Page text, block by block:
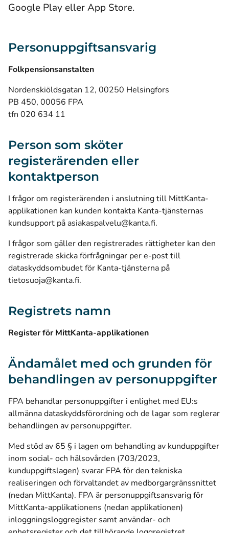
Google Play eller App Store.
Personuppgiftsansvarig
Folkpensionsanstalten
Nordenskiöldsgatan 12, 00250 Helsingfors
PB 450, 00056 FPA
tfn 020 634 11
Person som sköter
registerärenden eller
kontaktperson
I frågor om registerärenden i anslutning till MittKanta-
applikationen kan kunden kontakta Kanta-tjänsternas
kundsupport på asiakaspalvelu@kanta.fi.
I frågor som gäller den registrerades rättigheter kan den
registrerade skicka förfrågningar per e-post till
dataskyddsombudet för Kanta-tjänsterna på
tietosuoja@kanta.fi.
Registrets namn
Register för MittKanta-applikationen
Ändamålet med och grunden för
behandlingen av personuppgifter
FPA behandlar personuppgifter i enlighet med EU:s
allmänna dataskyddsförordning och de lagar som reglerar
behandlingen av personuppgifter.
Med stöd av 65 § i lagen om behandling av kunduppgifter
inom social- och hälsovården (703/2023,
kunduppgiftslagen) svarar FPA för den tekniska
realiseringen och förvaltandet av medborgargränssnittet
(nedan MittKanta). FPA är personuppgiftsansvarig för
MittKanta-applikationens (nedan applikationen)
inloggningsloggregister samt användar- och